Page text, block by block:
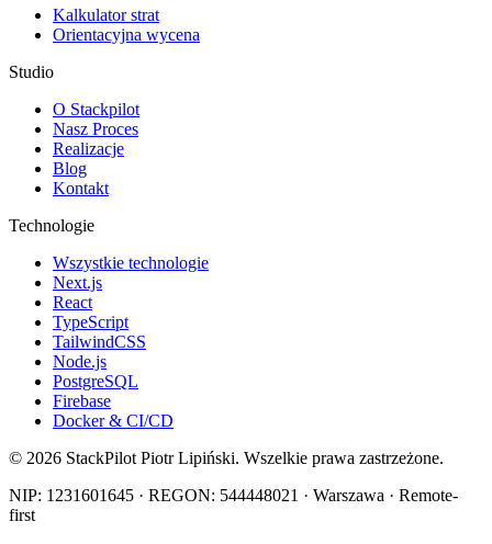
Kalkulator strat
Orientacyjna wycena
Studio
O Stackpilot
Nasz Proces
Realizacje
Blog
Kontakt
Technologie
Wszystkie technologie
Next.js
React
TypeScript
TailwindCSS
Node.js
PostgreSQL
Firebase
Docker & CI/CD
© 2026 StackPilot Piotr Lipiński. Wszelkie prawa zastrzeżone.
NIP: 1231601645 · REGON: 544448021 · Warszawa · Remote-
first